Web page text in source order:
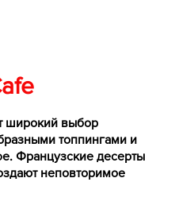
широкий выбор
топпингами и
Французские десерты
неповторимое